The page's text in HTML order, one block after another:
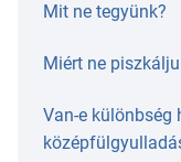
Mit ne tegyünk?
Miért ne
Van-e különbség